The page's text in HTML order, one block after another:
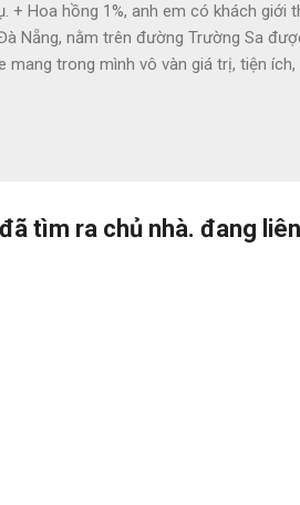
+ Hoa hồng 1%, anh em có khách giới
Nẵng, nằm trên đường Trường Sa
trong mình vô vàn giá trị, tiện ích,
Viễn Đông. + Phía Tây Nam: Giáp
tìm ra chủ nhà. đang